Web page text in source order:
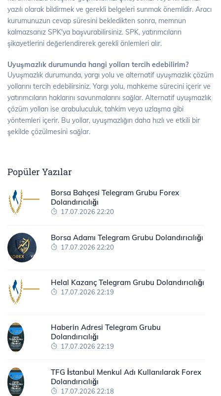
yazılı olarak bildirmek ve gerekli belgeleri sunmak önemlidir. Aracı
kurumunuzun cevap süresini bekledikten sonra, memnun
kalmazsanız SPK'ya başvurabilirsiniz. SPK, yatırımcıların
şikayetlerini değerlendirerek gerekli önlemleri alır.
Uyuşmazlık durumunda hangi yolları tercih edebilirim?
Uyuşmazlık durumunda, yargı yolu ve alternatif uyuşmazlık çözüm
yollarını tercih edebilirsiniz. Yargı yolu, mahkeme sürecini içerir ve
yatırımcıların haklarını savunmalarını sağlar. Alternatif uyuşmazlık
çözüm yolları ise arabuluculuk, tahkim veya uzlaşma gibi
yöntemleri içerir. Bu yollar, uyuşmazlığın daha hızlı ve etkili bir
şekilde çözülmesini sağlar.
Popüler Yazılar
Borsa Bahçesi Telegram Grubu Forex
Dolandırıcılığı
17.07.2026 22:20
Borsa Adamı Telegram Grubu Dolandırıcılığı
17.07.2026 22:20
Helal Kazanç Telegram Grubu Dolandırıcılığı
17.07.2026 22:19
Haberin Adresi Telegram Grubu
Dolandırıcılığı
17.07.2026 22:19
TFG İstanbul Menkul Adı Kullanılarak Forex
Dolandırıcılığı
17.07.2026 22:18